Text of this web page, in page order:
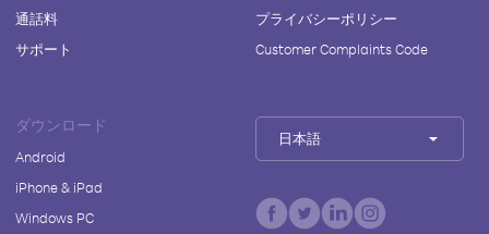
通話料
サポート
プライバシーポリシー
Customer Complaints Code
ダウンロード
Android
iPhone & iPad
Windows PC
日本語